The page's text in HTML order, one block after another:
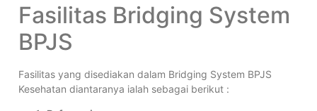
Fasilitas Bridging System
BPJS
Fasilitas yang disediakan dalam Bridging System BPJS
Kesehatan diantaranya ialah sebagai berikut :